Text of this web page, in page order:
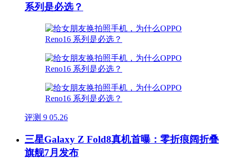
系列是必选？
评测 9 05.26
三星Galaxy Z Fold8真机首曝：零折痕阔折叠
旗舰7月发布